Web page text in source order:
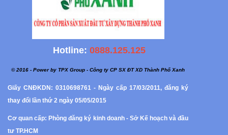
Hotline: 0888.125.125
© 2016 - Power by TPX Group - Công ty CP SX ĐT XD Thành Phố Xanh
Giấy CNĐKDN: 0310698761 - Ngày cấp 17/03/2011, đăng ký
thay đổi lần thứ 2 ngày 05/05/2015
Cơ quan cấp: Phòng đăng ký kinh doanh - Sở Kế hoạch và đầu
tư TP.HCM